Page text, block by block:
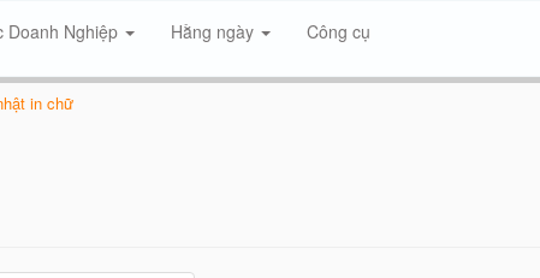
Doanh Nghiệp Hằng ngày Công cụ
in chữ